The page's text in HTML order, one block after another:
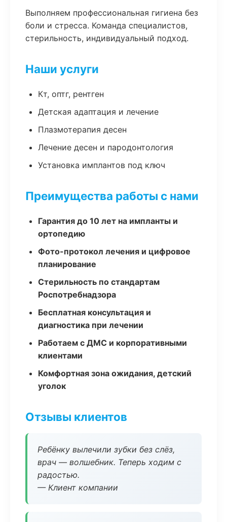
Выполняем профессиональная гигиена без
боли и стресса. Команда специалистов,
стерильность, индивидуальный подход.
Наши услуги
Кт, оптг, рентген
Детская адаптация и лечение
Плазмотерапия десен
Лечение десен и пародонтология
Установка имплантов под ключ
Преимущества работы с нами
Гарантия до 10 лет на импланты и
ортопедию
Фото-протокол лечения и цифровое
планирование
Стерильность по стандартам
Роспотребнадзора
Бесплатная консультация и
диагностика при лечении
Работаем с ДМС и корпоративными
клиентами
Комфортная зона ожидания, детский
уголок
Отзывы клиентов
Ребёнку вылечили зубки без слёз,
врач — волшебник. Теперь ходим с
радостью.
— Клиент компании